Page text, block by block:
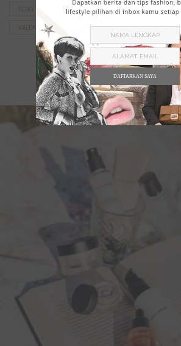
TORY BURCH TRAVEL TRAVELLING
VALENTINO WAJAH GLOWING
DAFTARKAN SAYA